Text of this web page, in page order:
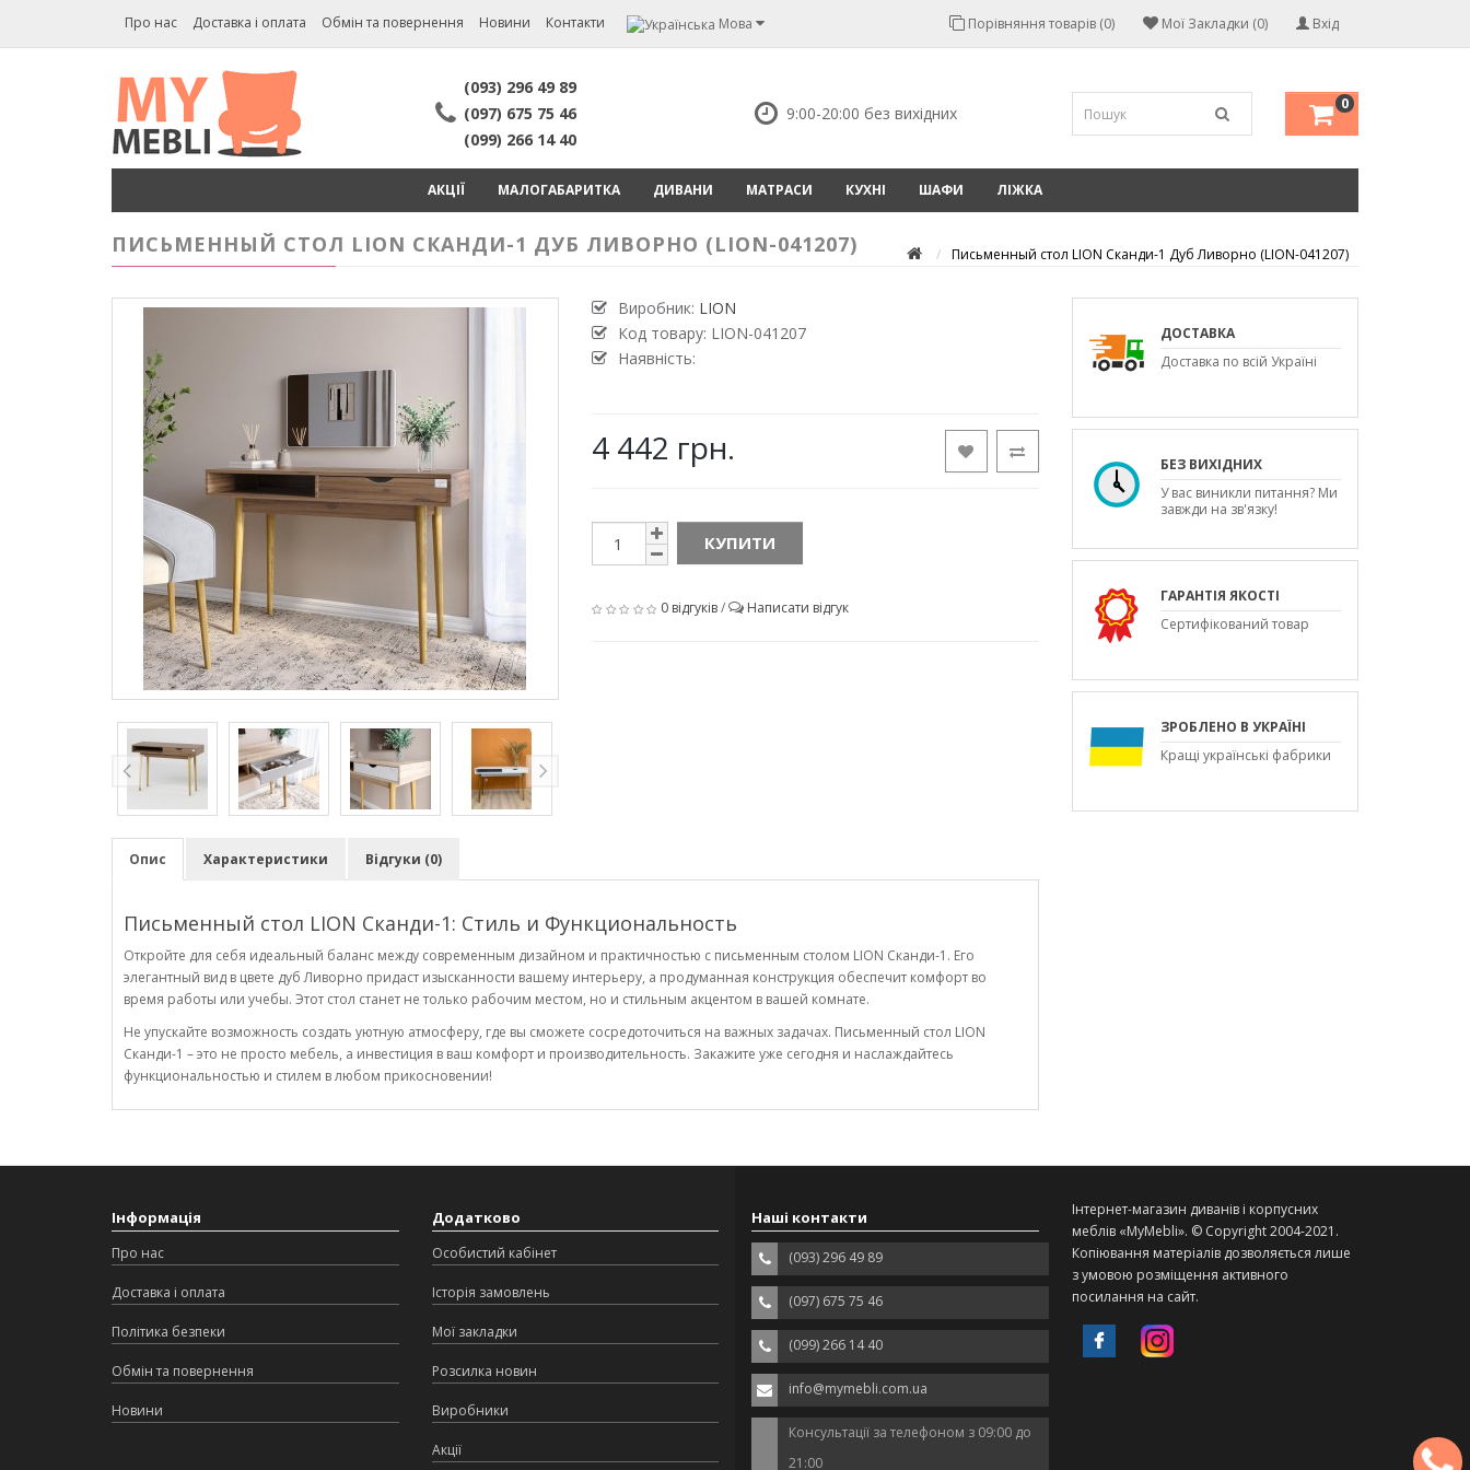
Про нас Доставка і оплата Обмін та повернення Новини Контакти Мова Вхід
Мої Закладки (0)
Порівняння товарів (0)
(093) 296 49 89
(097) 675 75 46
(099) 266 14 40
9:00-20:00 без вихідних 0
АКЦІЇ МАЛОГАБАРИТКА ДИВАНИ МАТРАСИ КУХНІ ШАФИ ЛІЖКА
Письменный стол LION Сканди-1 Дуб Ливорно (LION-041207)
ПИСЬМЕННЫЙ СТОЛ LION СКАНДИ-1 ДУБ ЛИВОРНО (LION-041207)
Виробник: LION
Код товару: LION-041207
Наявність:
4 442 грн.
КУПИТИ
0 відгуків/ Написати відгук
Опис Характеристики Відгуки (0)
Письменный стол LION Сканди-1: Стиль и Функциональность
Откройте для себя идеальный баланс между современным дизайном и практичностью с письменным столом LION Сканди-1. Его
элегантный вид в цвете дуб Ливорно придаст изысканности вашему интерьеру, а продуманная конструкция обеспечит комфорт во
время работы или учебы. Этот стол станет не только рабочим местом, но и стильным акцентом в вашей комнате.
Не упускайте возможность создать уютную атмосферу, где вы сможете сосредоточиться на важных задачах. Письменный стол LION
Сканди-1 – это не просто мебель, а инвестиция в ваш комфорт и производительность. Закажите уже сегодня и наслаждайтесь
функциональностью и стилем в любом прикосновении!
ДОСТАВКА
Доставка по всій Україні
БЕЗ ВИХІДНИХ
У вас виникли питання? Ми
завжди на зв'язку!
ГАРАНТІЯ ЯКОСТІ
Сертифікований товар
ЗРОБЛЕНО В УКРАЇНІ
Кращі українські фабрики
Інформація
Про нас
Доставка і оплата
Політика безпеки
Обмін та повернення
Новини
Додатково
Особистий кабінет
Історія замовлень
Мої закладки
Розсилка новин
Виробники
Акції
Наші контакти
(093) 296 49 89
(097) 675 75 46
(099) 266 14 40
info@mymebli.com.ua
Консультації за телефоном з 09:00 до
21:00
Інтернет-магазин диванів і корпусних
меблів «MyMebli». © Copyright 2004-2021.
Копіювання матеріалів дозволяється лише
з умовою розміщення активного
посилання на сайт.